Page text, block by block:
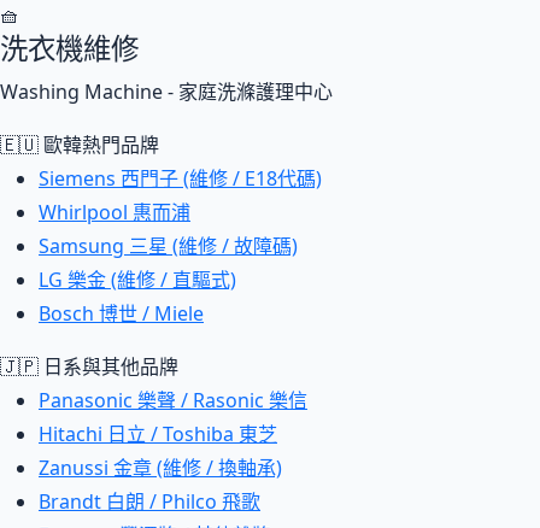
🧺
洗衣機維修
Washing Machine - 家庭洗滌護理中心
🇪🇺 歐韓熱門品牌
Siemens 西門子 (維修 / E18代碼)
Whirlpool 惠而浦
Samsung 三星 (維修 / 故障碼)
LG 樂金 (維修 / 直驅式)
Bosch 博世 / Miele
🇯🇵 日系與其他品牌
Panasonic 樂聲 / Rasonic 樂信
Hitachi 日立 / Toshiba 東芝
Zanussi 金章 (維修 / 換軸承)
Brandt 白朗 / Philco 飛歌